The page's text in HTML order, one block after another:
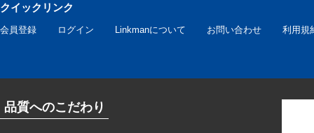
クイックリンク
会員登録 ログイン Linkmanについて お問い合わせ 利用規
品質へのこだわり